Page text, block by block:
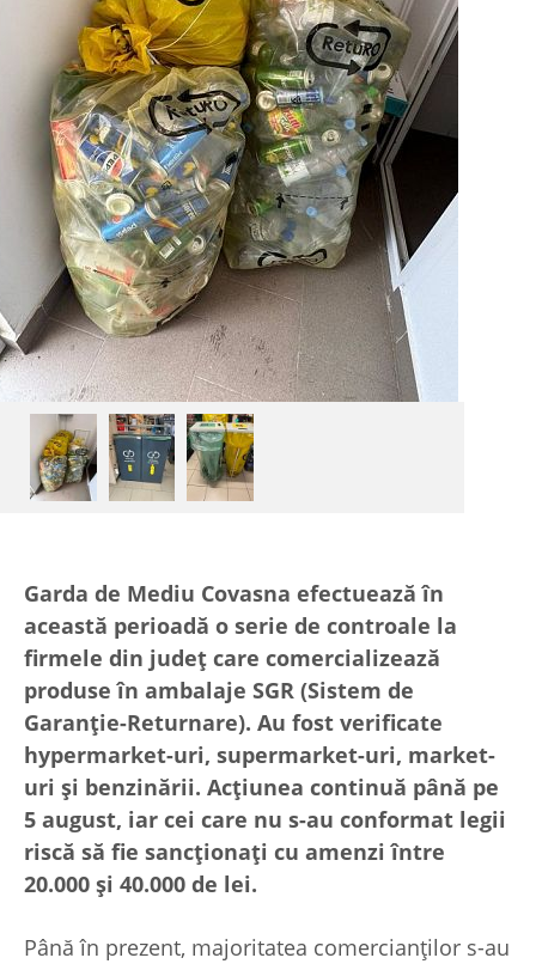
Garda de Mediu Covasna efectuează în
această perioadă o serie de controale la
firmele din județ care comercializează
produse în ambalaje SGR (Sistem de
Garanție-Returnare). Au fost verificate
hypermarket-uri, supermarket-uri, market-
uri și benzinării. Acțiunea continuă până pe
5 august, iar cei care nu s-au conformat legii
riscă să fie sancționați cu amenzi între
20.000 și 40.000 de lei.
Până în prezent, majoritatea comercianților s-au